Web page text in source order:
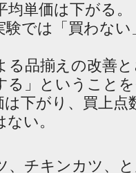
均単価は下がる
験では「買わな
る品揃えの改善
る」ということ
下がり、買上点
い。
、チキンカツ、